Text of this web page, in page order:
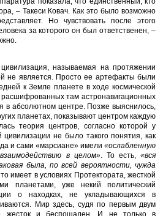
– Такеси Ковач. Как это было возможно
Но чувствовать после этого
за которого он был ответственен, –
называемая на протяжении
не является. Просто ее артефакты были
к Земле планете в ходе космической
там астронавигационных
в абсолютном центре. Позже выяснилось,
планетах, показывают центром каждую
теория центров, согласно которой у
цивилизации не было такого понятия, как
и сами «марсиане» имели «ослабленную
в целом». То есть, «вся
была, по всей вероятности, чужда
имеет в условиях Протектората, жесткой
планетами, уже некий политический
о находках, не укладывающихся в
Мир здесь, судя по первым двум
жесток и беспощаден. И не только в